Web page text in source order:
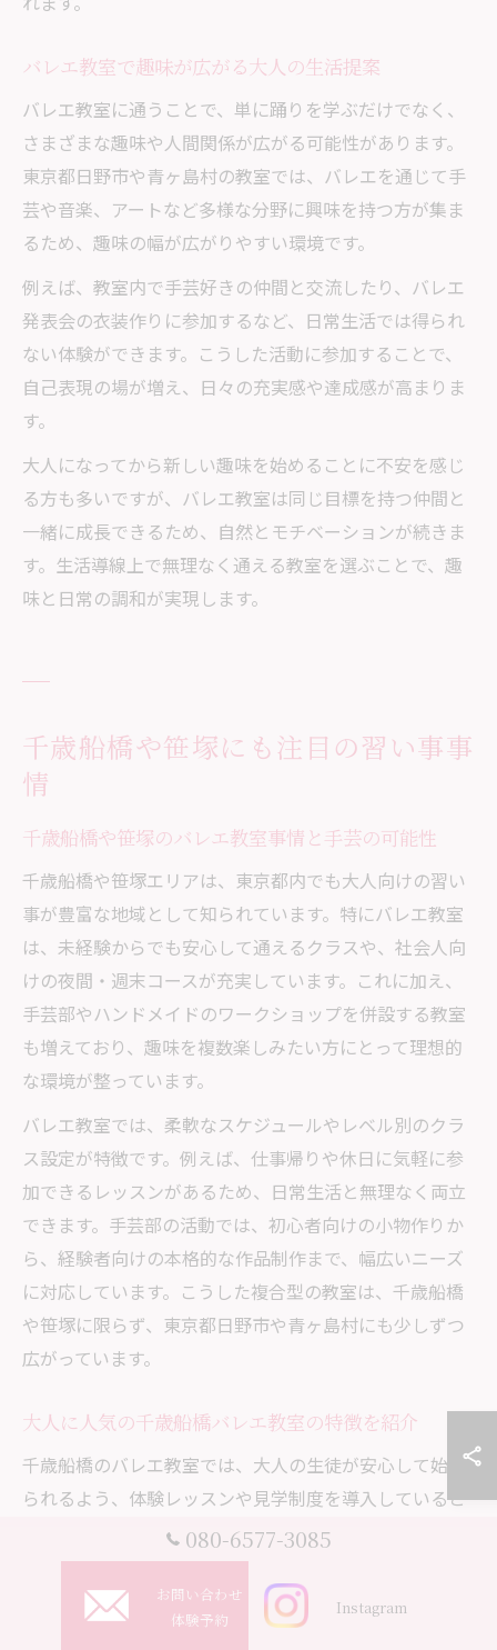
バレエ教室で趣味が広がる大人の生活提案
バレエ教室に通うことで、単に踊りを学ぶだけでなく、
さまざまな趣味や人間関係が広がる可能性があります。
東京都日野市や青ヶ島村の教室では、バレエを通じて手
芸や音楽、アートなど多様な分野に興味を持つ方が集ま
るため、趣味の幅が広がりやすい環境です。
例えば、教室内で手芸好きの仲間と交流したり、バレエ
発表会の衣装作りに参加するなど、日常生活では得られ
ない体験ができます。こうした活動に参加することで、
自己表現の場が増え、日々の充実感や達成感が高まりま
す。
大人になってから新しい趣味を始めることに不安を感じ
る方も多いですが、バレエ教室は同じ目標を持つ仲間と
一緒に成長できるため、自然とモチベーションが続きま
す。生活導線上で無理なく通える教室を選ぶことで、趣
味と日常の調和が実現します。
千歳船橋や笹塚にも注目の習い事事
情
千歳船橋や笹塚のバレエ教室事情と手芸の可能性
千歳船橋や笹塚エリアは、東京都内でも大人向けの習い
事が豊富な地域として知られています。特にバレエ教室
は、未経験からでも安心して通えるクラスや、社会人向
けの夜間・週末コースが充実しています。これに加え、
手芸部やハンドメイドのワークショップを併設する教室
も増えており、趣味を複数楽しみたい方にとって理想的
な環境が整っています。
バレエ教室では、柔軟なスケジュールやレベル別のクラ
ス設定が特徴です。例えば、仕事帰りや休日に気軽に参
加できるレッスンがあるため、日常生活と無理なく両立
できます。手芸部の活動では、初心者向けの小物作りか
ら、経験者向けの本格的な作品制作まで、幅広いニーズ
に対応しています。こうした複合型の教室は、千歳船橋
や笹塚に限らず、東京都日野市や青ヶ島村にも少しずつ
広がっています。
大人に人気の千歳船橋バレエ教室の特徴を紹介
千歳船橋のバレエ教室では、大人の生徒が安心して始め
られるよう、体験レッスンや見学制度を導入していると
ころが多いです。講師陣は現役や元プロダンサーが多
く、基礎から丁寧に指導してくれるため、バレエ未経験
者も安心して参加できます。教室内の雰囲気はアットホ
ームで、年齢や経験を問わず、和やかな空気の中でレッ
080-6577-3085
お問い合わせ
体験予約
Instagram